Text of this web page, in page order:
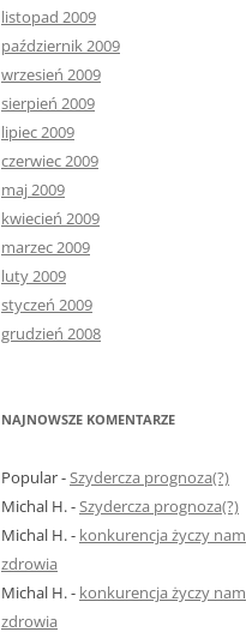
listopad 2009
październik 2009
wrzesień 2009
sierpień 2009
lipiec 2009
czerwiec 2009
maj 2009
kwiecień 2009
marzec 2009
luty 2009
styczeń 2009
grudzień 2008
NAJNOWSZE KOMENTARZE
Popular-Szydercza prognoza(?)
Michal H.-Szydercza prognoza(?)
Michal H.- konkurencja życzy nam
zdrowia
Michal H.- konkurencja życzy nam
zdrowia